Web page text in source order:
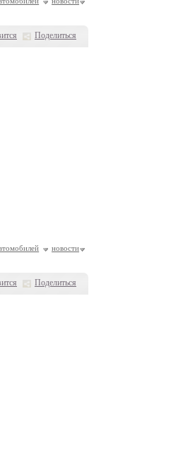
Поделиться
Поделиться
новости